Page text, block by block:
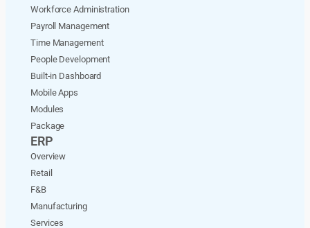
Workforce Administration
Payroll Management
Time Management
People Development
Built-in Dashboard
Mobile Apps
Modules
Package
ERP
Overview
Retail
F&B
Manufacturing
Services